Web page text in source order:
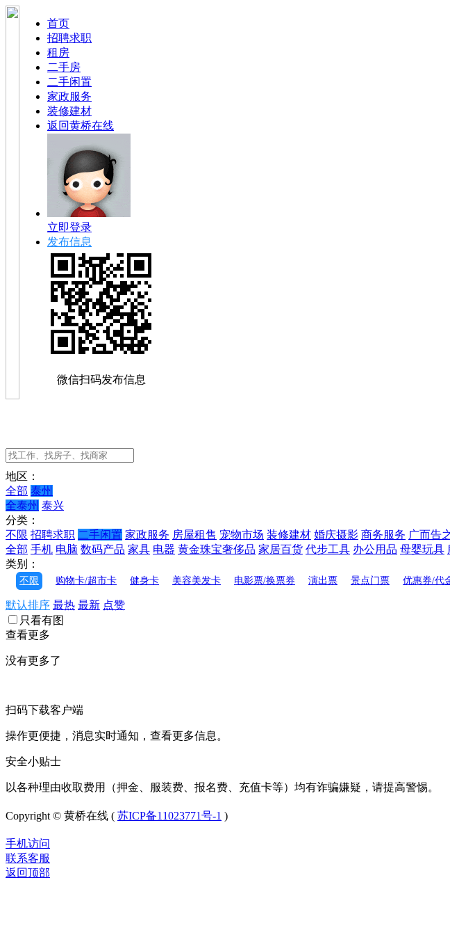
首页
招聘求职
租房
二手房
二手闲置
家政服务
装修建材
返回黄桥在线
立即登录
发布信息
微信扫码发布信息
地区：
全部 泰州
全泰州 泰兴
分类：
不限 招聘求职 二手闲置 家政服务 房屋租售 宠物市场 装修建材 婚庆摄影 商务服务 广而告
全部 手机 电脑 数码产品 家具 电器 黄金珠宝奢侈品 家居百货 代步工具 办公用品 母婴玩具
类别：
不限 购物卡/超市卡 健身卡 美容美发卡 电影票/换票券 演出票 景点门票 优惠券/代
默认排序 最热 最新 点赞
只看有图
查看更多
没有更多了
扫码下载客户端
操作更便捷，消息实时通知，查看更多信息。
安全小贴士
以各种理由收取费用（押金、服装费、报名费、充值卡等）均有诈骗嫌疑，请提高警惕。
Copyright © 黄桥在线 ( 苏ICP备11023771号-1 )
手机访问
联系客服
返回顶部